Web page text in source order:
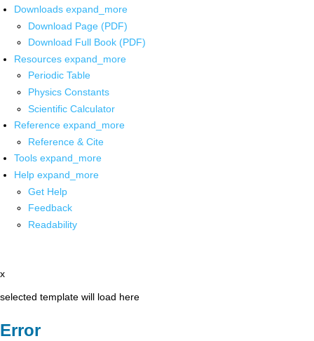
Downloads expand_more
Download Page (PDF)
Download Full Book (PDF)
Resources expand_more
Periodic Table
Physics Constants
Scientific Calculator
Reference expand_more
Reference & Cite
Tools expand_more
Help expand_more
Get Help
Feedback
Readability
x
selected template will load here
Error